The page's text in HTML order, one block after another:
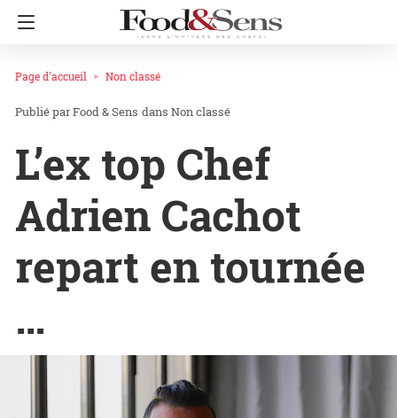
Page d'accueil Non classé
Food & Sens dans Non classé
L’ex top Chef
Adrien Cachot
repart en tournée
…